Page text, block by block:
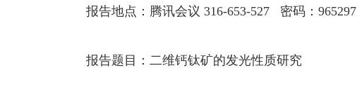
报告地点： 腾讯会议 316-653-527 密码：965297
报告题目 ： 二维钙钛矿的发光性质研究